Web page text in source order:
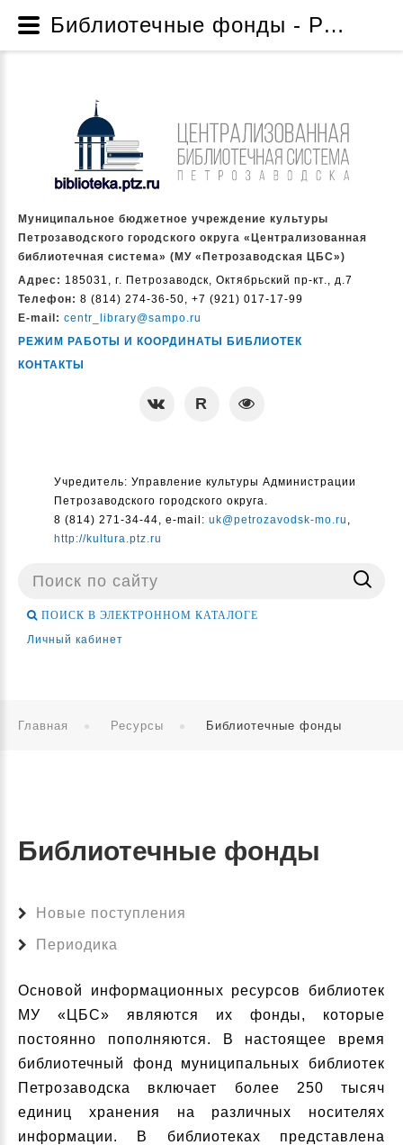
Муниципальное бюджетное учреждение культуры
Петрозаводского городского округа «Централизованная
библиотечная система» (МУ «Петрозаводская ЦБС»)
Адрес: 185031, г. Петрозаводск, Октябрьский пр-кт., д.7
Телефон: 8 (814) 274-36-50, +7 (921) 017-17-99
E-mail: centr_library@sampo.ru
РЕЖИМ РАБОТЫ И КООРДИНАТЫ БИБЛИОТЕК
КОНТАКТЫ
Учредитель: Управление культуры Администрации
Петрозаводского городского округа.
8 (814) 271-34-44, e-mail: uk@petrozavodsk-mo.ru ,
http://kultura.ptz.ru
Поиск
ПОИСК В ЭЛЕКТРОННОМ КАТАЛОГЕ
Личный кабинет
Главная Ресурсы Библиотечные фонды
Библиотечные фонды
Новые поступления
Периодика
Основой информационных ресурсов библиотек
МУ «ЦБС» являются их фонды, которые
постоянно пополняются. В настоящее время
библиотечный фонд муниципальных библиотек
Петрозаводска включает более 250 тысяч
единиц хранения на различных носителях
информации. В библиотеках представлена
Библиотечные фонды - Ресурсы - Муниципальное бюджетное учреждение культуры Петрозаводского городского округа «Централизованная библиотечная система» (МУ «Петрозаводская ЦБС»)